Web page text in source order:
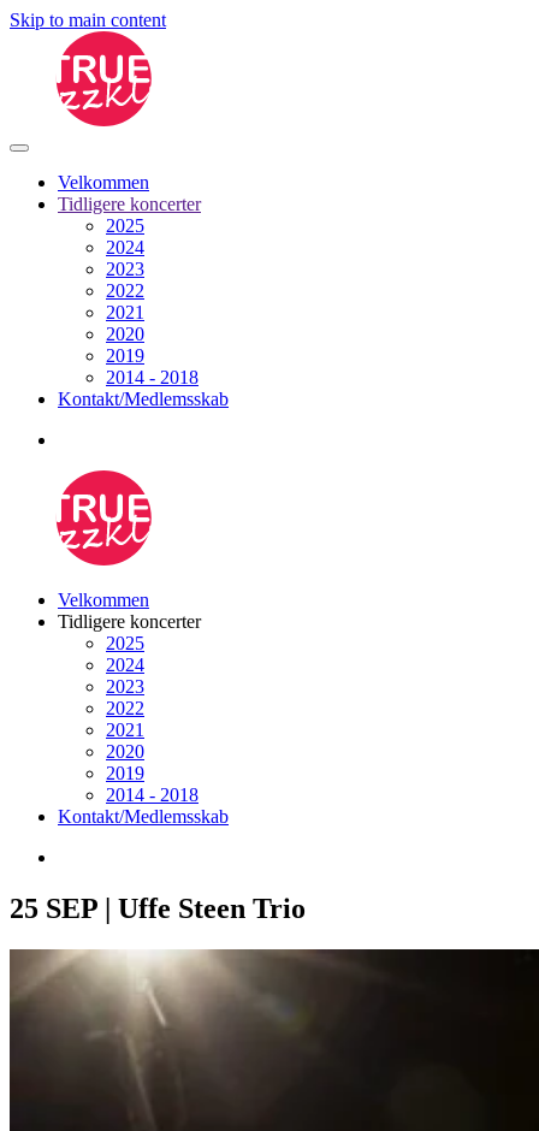
Skip to main content
Velkommen
Tidligere koncerter
2025
2024
2023
2022
2021
2020
2019
2014 - 2018
Kontakt/Medlemsskab
Velkommen
Tidligere koncerter
2025
2024
2023
2022
2021
2020
2019
2014 - 2018
Kontakt/Medlemsskab
25 SEP | Uffe Steen Trio